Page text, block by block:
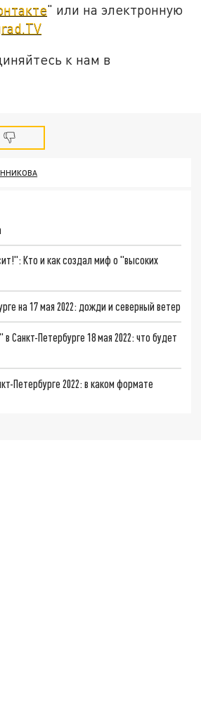
" или на электронную
к нам в
Кто и как создал миф о "высоких
на 17 мая 2022: дожди и северный ветер
Санкт-Петербурге 18 мая 2022: что будет
Петербурге 2022: в каком формате